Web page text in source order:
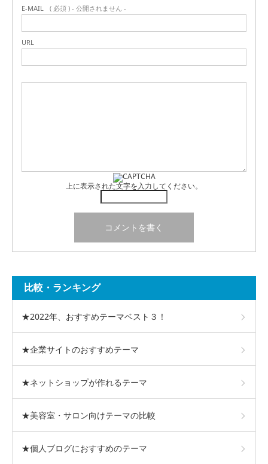
E-MAIL ( 必須 ) - 公開されません -
URL
上に表示された文字を入力してください。
比較・ランキング
★2022年、おすすめテーマベスト３！
★企業サイトのおすすめテーマ
★ネットショップが作れるテーマ
★美容室・サロン向けテーマの比較
★個人ブログにおすすめのテーマ